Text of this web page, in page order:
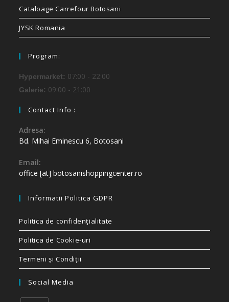
Cataloage Carrefour Botosani
JYSK Romania
Program:
Hypermarket: 07:00 - 22:00
Galerie: 09:00 - 21:00
Contact Info :
Adresa:
Bd. Mihai Eminescu 6, Botosani
Email:
office [at] botosanishoppingcenter.ro
Informatii Politica GDPR
Politica de confidenţialitate
Politica de Cookie-uri
Termeni și Condiții
Social Media